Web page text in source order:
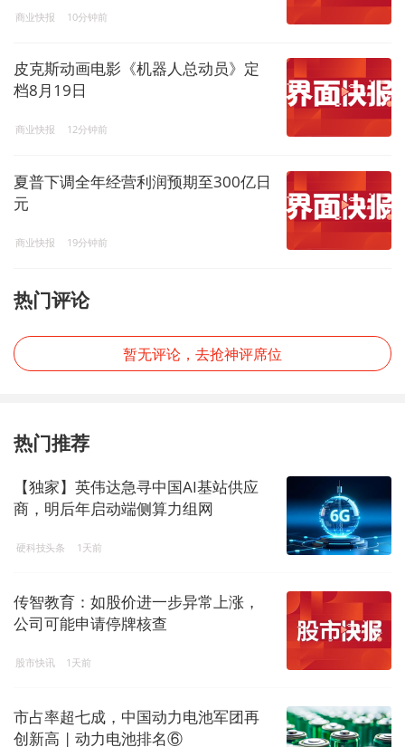
商业快报 10分钟前
皮克斯动画电影《机器人总动员》定
档8月19日
商业快报 12分钟前
夏普下调全年经营利润预期至300亿日
元
商业快报 19分钟前
热门评论
暂无评论，去抢神评席位
热门推荐
【独家】英伟达急寻中国AI基站供应
商，明后年启动端侧算力组网
硬科技头条 1天前
传智教育：如股价进一步异常上涨，
公司可能申请停牌核查
股市快讯 1天前
市占率超七成，中国动力电池军团再
创新高 | 动力电池排名⑥